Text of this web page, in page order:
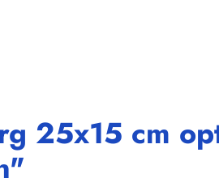
25x15 cm